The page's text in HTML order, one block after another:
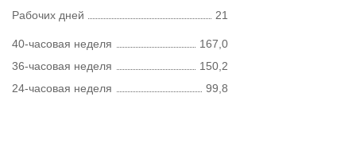
Рабочих дней
21
40-часовая неделя
167,0
36-часовая неделя
150,2
24-часовая неделя
99,8